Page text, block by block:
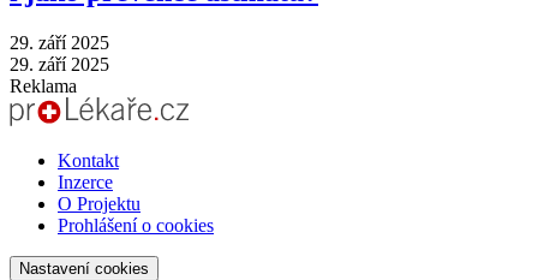
29. září 2025
29. září 2025
Reklama
Kontakt
Inzerce
O Projektu
Prohlášení o cookies
Nastavení cookies